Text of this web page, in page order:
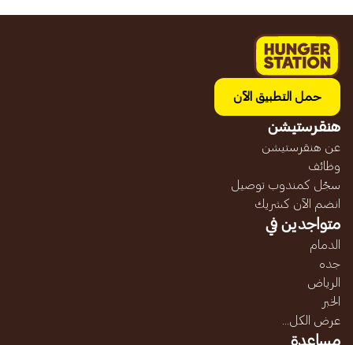
حمل التطبيق الآن
هنقرستيشن
عن هنقرستيشن
وظائف
سجّل كمندوب توصيل
انضم الآن كشريك
متواجدين في
الدمام
جده
الرياض
الخبر
عرض الكل...
مساعدة